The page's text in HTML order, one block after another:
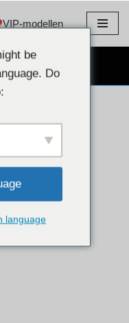
VIP-modellen
be
Do
language